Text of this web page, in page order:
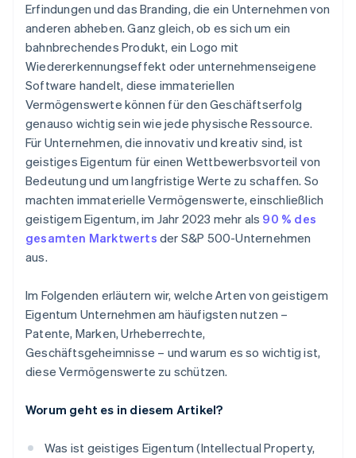
Automatische Einreichung des 83(b)-
Steuerformulars
Hochwertige rechtliche Unternehmensdokumente
Ein Jahr Stripe Payments kostenlos, plus
Partnergutschriften und Rabatte im Wert von
50.000 USD
Erfindungen und das Branding, die ein Unternehmen von
anderen abheben. Ganz gleich, ob es sich um ein
bahnbrechendes Produkt, ein Logo mit
Wiedererkennungseffekt oder unternehmenseigene
Software handelt, diese immateriellen
Vermögenswerte können für den Geschäftserfolg
genauso wichtig sein wie jede physische Ressource.
Für Unternehmen, die innovativ und kreativ sind, ist
geistiges Eigentum für einen Wettbewerbsvorteil von
Bedeutung und um langfristige Werte zu schaffen. So
machten immaterielle Vermögenswerte, einschließlich
geistigem Eigentum, im Jahr 2023 mehr als 90 % des
gesamten Marktwerts der S&P 500-Unternehmen
aus.
Im Folgenden erläutern wir, welche Arten von geistigem
Eigentum Unternehmen am häufigsten nutzen –
Patente, Marken, Urheberrechte,
Geschäftsgeheimnisse – und warum es so wichtig ist,
diese Vermögenswerte zu schützen.
Worum geht es in diesem Artikel?
Was ist geistiges Eigentum (Intellectual Property,